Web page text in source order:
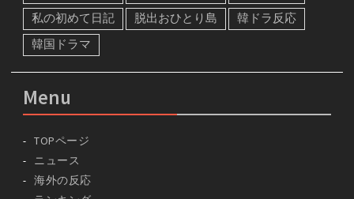
私の初めて日記
脱出おひとり島
韓ドラ反応
韓国ドラマ
Menu
TOPページ
ニュース
海外の反応